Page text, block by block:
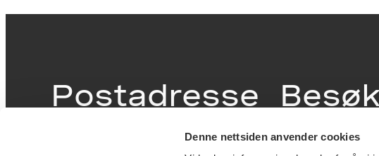
Denne nettsiden anvender cookies
Postadresse